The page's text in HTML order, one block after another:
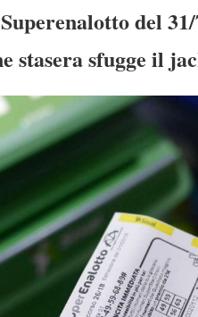
del
stasera sfugge il